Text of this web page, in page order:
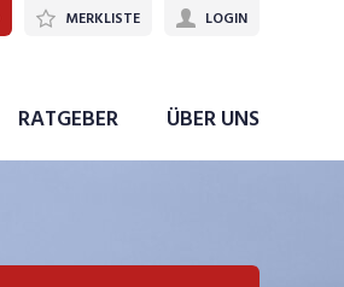
RATGEBER ÜBER UNS
MERKLISTE LOGIN